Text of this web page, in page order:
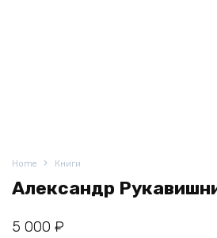
Home Книги
Александр
5 000 ₽